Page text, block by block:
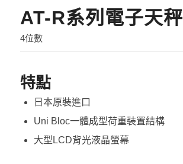
AT-R系列電子天秤
4位數
特點
日本原裝進口
Uni Bloc一體成型荷重裝置結構
大型LCD背光液晶螢幕